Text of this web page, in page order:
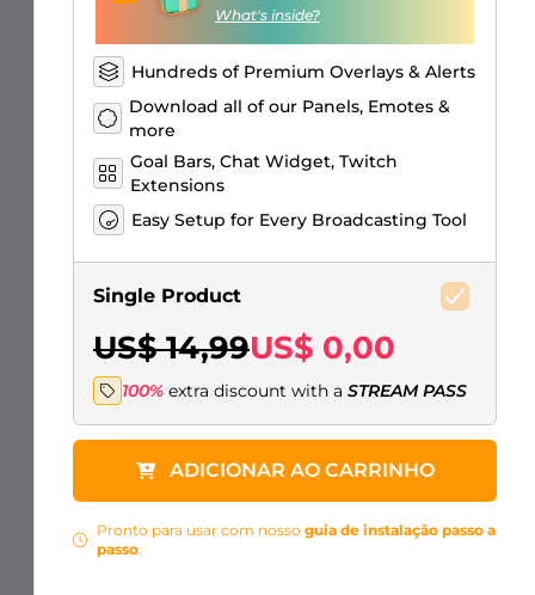
What's inside?
Hundreds of Premium Overlays & Alerts
Download all of our Panels, Emotes &
more
Goal Bars, Chat Widget, Twitch
Extensions
Easy Setup for Every Broadcasting Tool
Single Product
US$ 14,99US$ 0,00
100% extra discount with a STREAM PASS
ADICIONAR AO CARRINHO
Pronto para usar com nossoguia de instalação passo a
passo.